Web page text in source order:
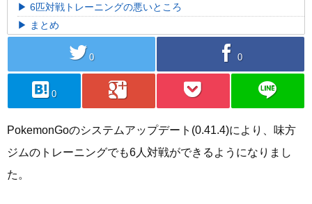
6匹対戦トレーニングの悪いところ
まとめ
twitter 0 facebook 0
hatebu 0 googleplus pocket line
PokemonGoのシステムアップデート(0.41.4)により、味方
ジムのトレーニングでも6人対戦ができるようになりまし
た。